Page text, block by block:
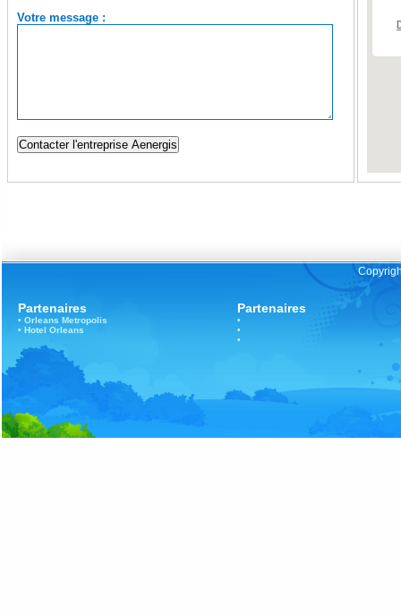
Votre message :
Partenaires
• Orleans Metropolis
• Hotel Orleans
Partenaires
•
•
•